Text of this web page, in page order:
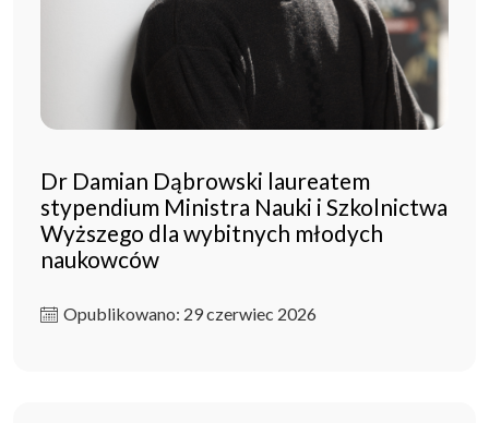
Dr Damian Dąbrowski laureatem
stypendium Ministra Nauki i Szkolnictwa
Wyższego dla wybitnych młodych
naukowców
Opublikowano: 29 czerwiec 2026